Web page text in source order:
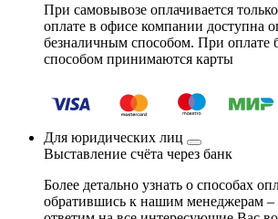
При самовывозе оплачивается
оплате в офисе компании доступна
безналичным способом. При оплате
способом принимаются карты
Для юридических лиц
Выставление счёта через банк
Более детально узнать о способах
обратившись к нашим менеджерам